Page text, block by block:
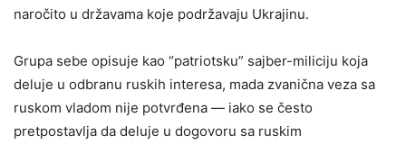
naročito u državama koje podržavaju Ukrajinu.
Grupa sebe opisuje kao “patriotsku” sajber-miliciju koja
deluje u odbranu ruskih interesa, mada zvanična veza sa
ruskom vladom nije potvrđena — iako se često
pretpostavlja da deluje u dogovoru sa ruskim